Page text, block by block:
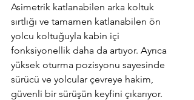
Asimetrik katlanabilen arka koltuk
sırtlığı ve tamamen katlanabilen ön
yolcu koltuğuyla kabin içi
fonksiyonellik daha da artıyor. Ayrıca
yüksek oturma pozisyonu sayesinde
sürücü ve yolcular çevreye hakim,
güvenli bir sürüşün keyfini çıkarıyor.